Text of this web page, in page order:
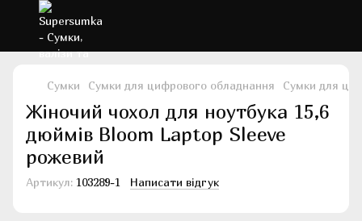
Сумки Сумки для цифрового обладнання Сумки для
Жіночий чохол для ноутбука 15,6
дюймів Bloom Laptop Sleeve
рожевий
Артикул: 103289-1 Написати відгук